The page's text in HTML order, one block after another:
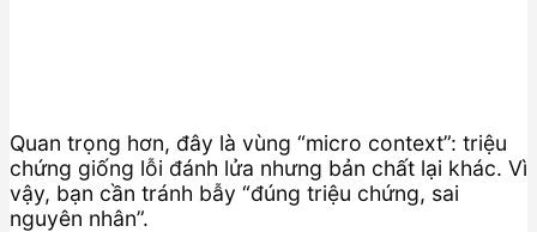
Quan trọng hơn, đây là vùng “micro context”: triệu
chứng giống lỗi đánh lửa nhưng bản chất lại khác. Vì
vậy, bạn cần tránh bẫy “đúng triệu chứng, sai
nguyên nhân”.